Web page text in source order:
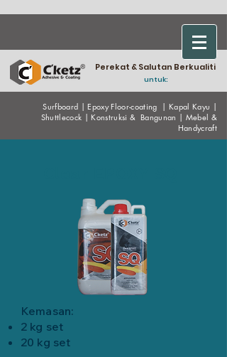
Perekat & Salutan Berkualiti
untuk:
Surfboard |EpoxyFloor-coating |Kapal Kayu |
Shuttlecock |Konstruksi & Bangunan | Mebel &
Handycraft
Kemasan:
2 kg set
20 kg set